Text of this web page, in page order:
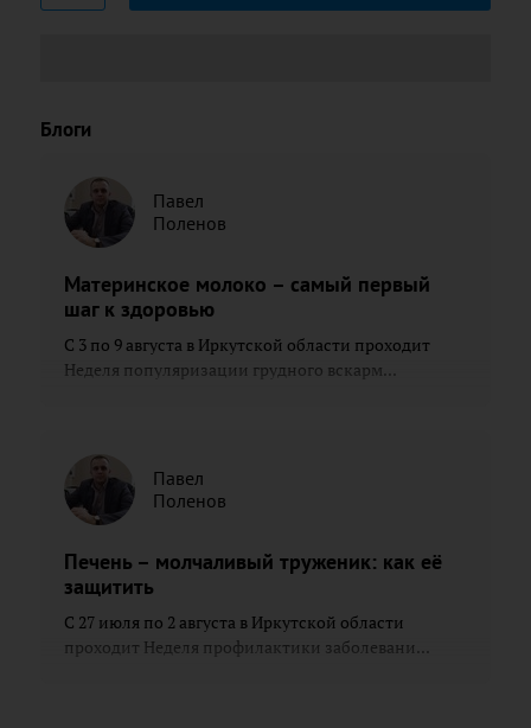
Блоги
Павел
Поленов
Материнское молоко – самый первый
шаг к здоровью
С 3 по 9 августа в Иркутской области проходит
Неделя популяризации грудного вскарм...
Павел
Поленов
Печень – молчаливый труженик: как её
защитить
С 27 июля по 2 августа в Иркутской области
проходит Неделя профилактики заболевани...